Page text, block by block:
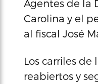
Agentes de la
Carolina y el
al fiscal José
Los carriles
reabiertos y